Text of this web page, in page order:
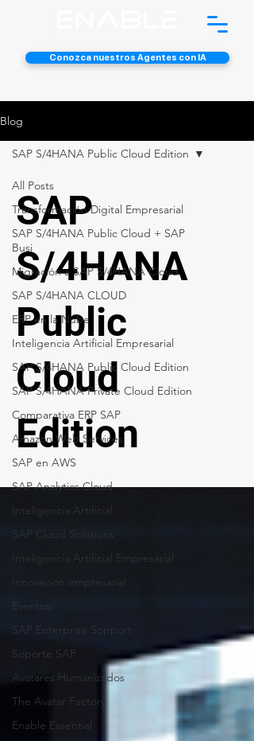
Conozca nuestros Agentes con IA
Blog
All Posts
Transformación Digital Empresarial
SAP S/4HANA Public Cloud + SAP
Busi
Migración a SAP S/4HANA Cloud
SAP S/4HANA CLOUD
ERP en la Nube
Inteligencia Artificial Empresarial
SAP S/4HANA Public Cloud Edition
SAP S/4HANA Private Cloud Edition
Comparativa ERP SAP
Amazon Web Services
SAP en AWS
SAP Analytics Cloud
Inteligencia Artificial
SAP Cloud Solutions
Inteligencia Artificial Empresarial
Innovación empresarial
Eventos
SAP Enterprise Sopport
Soporte SAP
Avatares Humanizados
The Avatar Factory
Enable Essential
SAP S/4HANA Public Cloud Edition
SAP
S/4HANA
Public
Cloud
Edition